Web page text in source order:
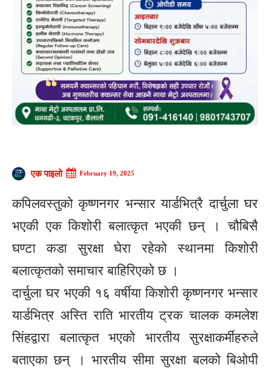
एक पाइलो February 19, 2025
कपिलवस्तुको कृष्णनगर भन्सार यार्डभित्रै दार्चुला घर
भएकी एक किशोरी बलात्कृत भएकी छन् । चौबिसै
घण्टा कडा सुरक्षा घेरा रहेको स्थानमा किशोरी
बलात्कृतको समाचार बाहिरिएको छ ।
दार्चुला घर भएकी १६ वर्षीया किशोरी कृष्णनगर भन्सार
यार्डभित्र अस्ति राति भारतीय ट्रक चालक कमलेश
सिंहद्वारा बलात्कृत भएको भारतीय सुरक्षाकर्मीहरुले
बताएका छन् । भारतीय सीमा सुरक्षा बलको बिओपी